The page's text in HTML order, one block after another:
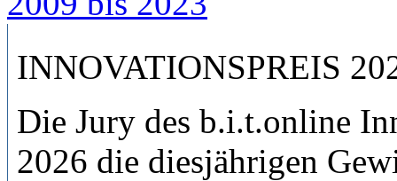
INNOVATIONSPREIS
Die Jury des b.i.t.online
2026 die diesjährigen